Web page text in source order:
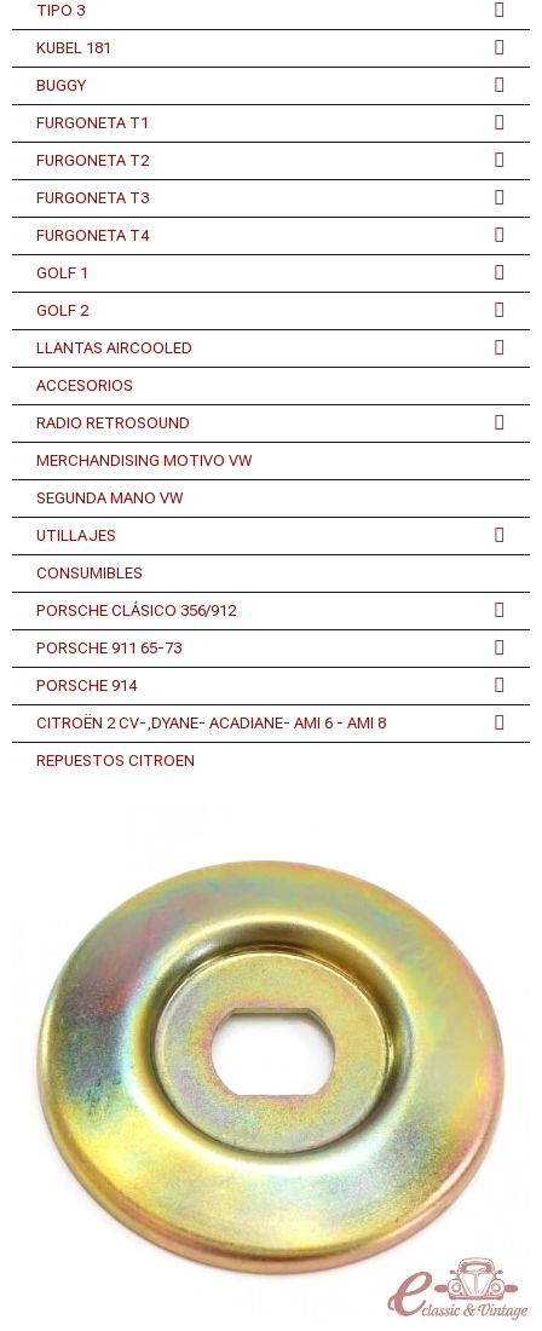
TIPO 3
KUBEL 181
BUGGY
FURGONETA T1
FURGONETA T2
FURGONETA T3
FURGONETA T4
GOLF 1
GOLF 2
LLANTAS AIRCOOLED
ACCESORIOS
RADIO RETROSOUND
MERCHANDISING MOTIVO VW
SEGUNDA MANO VW
UTILLAJES
CONSUMIBLES
PORSCHE CLÁSICO 356/912
PORSCHE 911 65-73
PORSCHE 914
CITROËN 2 CV-,DYANE- ACADIANE- AMI 6 - AMI 8
REPUESTOS CITROEN